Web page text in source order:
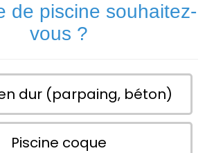
de piscine souhaitez-
vous ?
dur (parpaing, béton)
Piscine coque